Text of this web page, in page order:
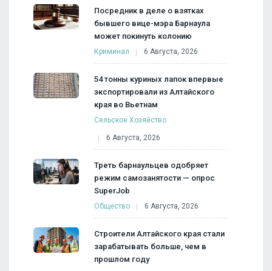
Посредник в деле о взятках
бывшего вице-мэра Барнаула
может покинуть колонию
Криминал 6 Августа, 2026
54 тонны куриных лапок впервые
экспортировали из Алтайского
края во Вьетнам
Сельское Хозяйство
6 Августа, 2026
Треть барнаульцев одобряет
режим самозанятости — опрос
SuperJob
Общество 6 Августа, 2026
Строители Алтайского края стали
зарабатывать больше, чем в
прошлом году